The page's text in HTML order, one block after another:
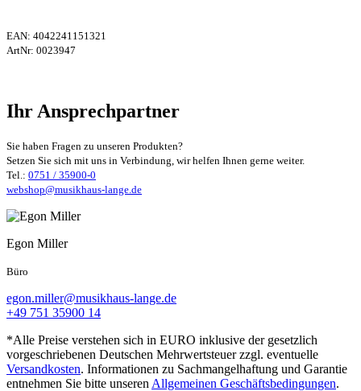
EAN: 4042241151321
ArtNr: 0023947
Ihr Ansprechpartner
Sie haben Fragen zu unseren Produkten?
Setzen Sie sich mit uns in Verbindung, wir helfen Ihnen gerne weiter.
Tel.: 0751 / 35900-0
webshop@musikhaus-lange.de
Egon Miller
Büro
egon.miller@musikhaus-lange.de
+49 751 35900 14
*Alle Preise verstehen sich in EURO inklusive der gesetzlich
vorgeschriebenen Deutschen Mehrwertsteuer zzgl. eventuelle
Versandkosten. Informationen zu Sachmangelhaftung und Garantie
entnehmen Sie bitte unseren Allgemeinen Geschäftsbedingungen.